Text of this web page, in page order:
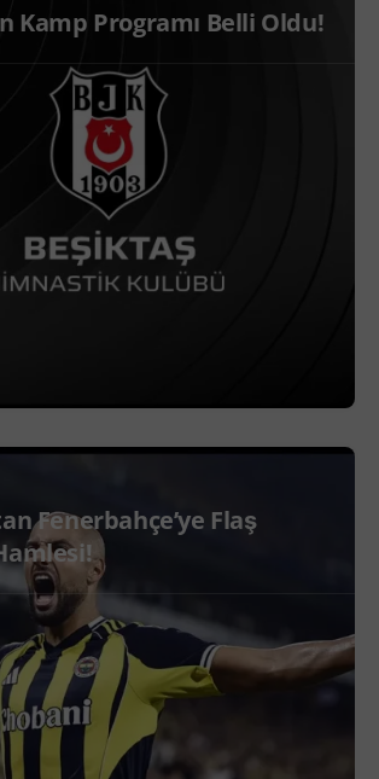
Kamp Programı Belli Oldu!
Fenerbahçe’ye Flaş